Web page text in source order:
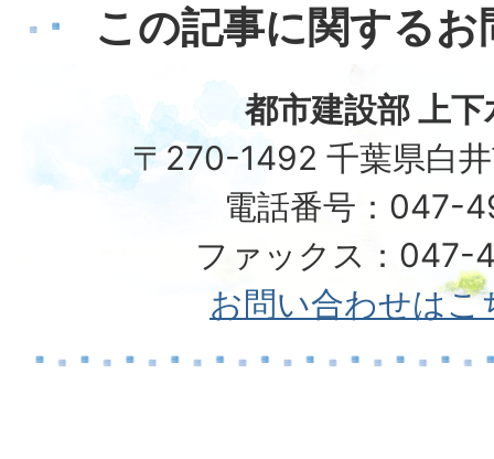
この記事に関する
都市建設部 上下
〒270-1492 千葉県白
電話番号：047-
ファックス：047-
お問い合わせはこ